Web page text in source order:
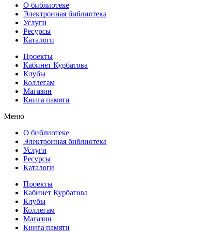
О библиотеке
Электронная библиотека
Услуги
Ресурсы
Каталоги
Проекты
Кабинет Курбатова
Клубы
Коллегам
Магазин
Книга памяти
Меню
О библиотеке
Электронная библиотека
Услуги
Ресурсы
Каталоги
Проекты
Кабинет Курбатова
Клубы
Коллегам
Магазин
Книга памяти